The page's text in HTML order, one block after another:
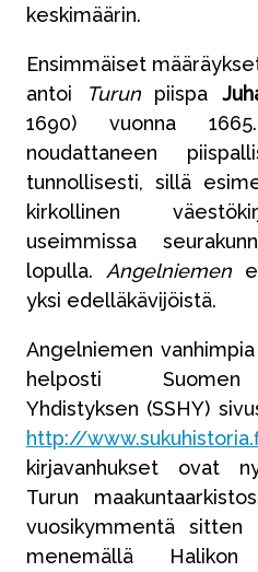
keskimäärin.
Ensimmäiset
antoi
Turunpiispa
1690) vuonna
noudattaneen
tunnollisesti, sillä
kirkollinen
useimmissa
lopulla. Angelniemen
yksi edelläkävijöistä.
Angelniemen
helposti Suomen
Yhdistyksen (SSHY)
http://
kirjavanhukset ovat
Turun
vuosikymmentä
menemällä Halikon